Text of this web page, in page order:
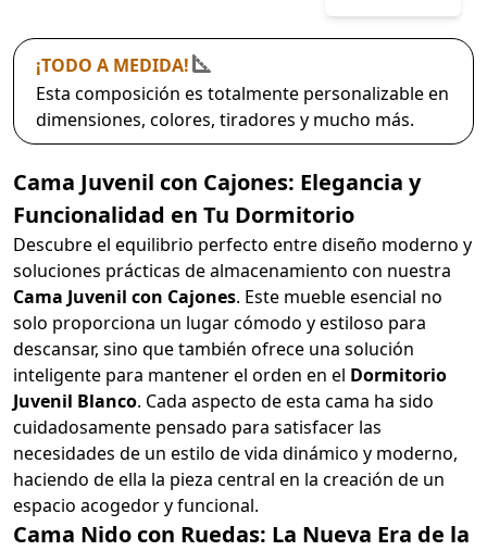
¡TODO A MEDIDA!
Esta composición es totalmente personalizable en
dimensiones, colores, tiradores y mucho más.
Cama Juvenil con Cajones: Elegancia y
Funcionalidad en Tu Dormitorio
Descubre el equilibrio perfecto entre diseño moderno y
soluciones prácticas de almacenamiento con nuestra
Cama Juvenil con Cajones. Este mueble esencial no
solo proporciona un lugar cómodo y estiloso para
descansar, sino que también ofrece una solución
inteligente para mantener el orden en el Dormitorio
Juvenil Blanco. Cada aspecto de esta cama ha sido
cuidadosamente pensado para satisfacer las
necesidades de un estilo de vida dinámico y moderno,
haciendo de ella la pieza central en la creación de un
espacio acogedor y funcional.
Cama Nido con Ruedas: La Nueva Era de la